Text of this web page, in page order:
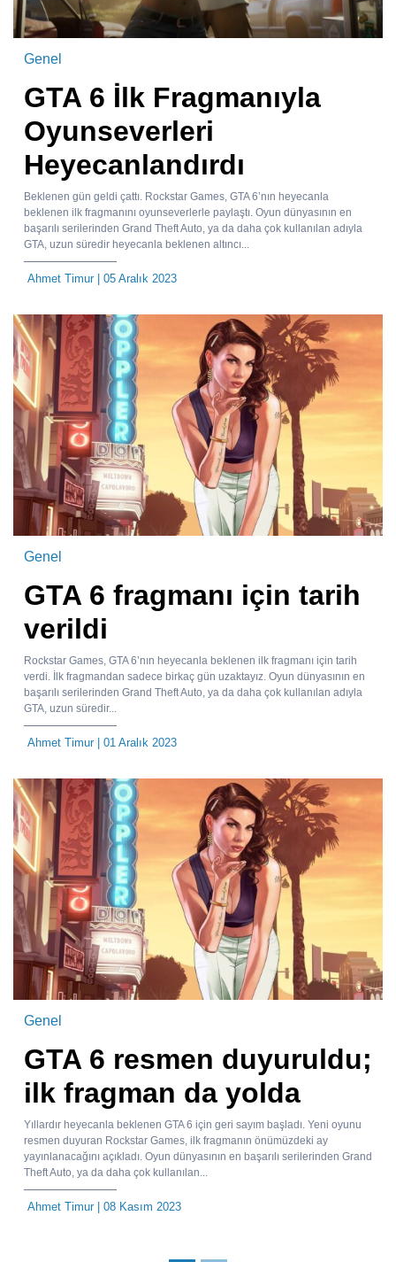
Genel
GTA 6 İlk Fragmanıyla
Oyunseverleri
Heyecanlandırdı
Beklenen gün geldi çattı. Rockstar Games, GTA 6’nın heyecanla
beklenen ilk fragmanını oyunseverlerle paylaştı. Oyun dünyasının en
başarılı serilerinden Grand Theft Auto, ya da daha çok kullanılan adıyla
GTA, uzun süredir heyecanla beklenen altıncı...
Ahmet Timur| 05 Aralık 2023
Genel
GTA 6 fragmanı için tarih
verildi
Rockstar Games, GTA 6’nın heyecanla beklenen ilk fragmanı için tarih
verdi. İlk fragmandan sadece birkaç gün uzaktayız. Oyun dünyasının en
başarılı serilerinden Grand Theft Auto, ya da daha çok kullanılan adıyla
GTA, uzun süredir...
Ahmet Timur| 01 Aralık 2023
Genel
GTA 6 resmen duyuruldu;
ilk fragman da yolda
Yıllardır heyecanla beklenen GTA 6 için geri sayım başladı. Yeni oyunu
resmen duyuran Rockstar Games, ilk fragmanın önümüzdeki ay
yayınlanacağını açıkladı. Oyun dünyasının en başarılı serilerinden Grand
Theft Auto, ya da daha çok kullanılan...
Ahmet Timur| 08 Kasım 2023